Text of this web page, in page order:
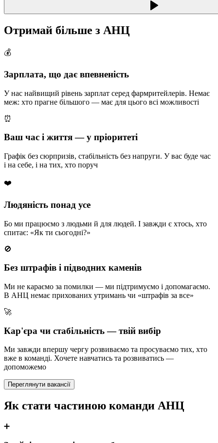
Отримай більше з АНЦ
💰
Зарплата, що дає впевненість
У нас найвищий рівень зарплат серед фармритейлерів. Немає
меж: хто прагне більшого — має для цього всі можливості
⏰
Ваш час і життя — у пріоритеті
Графік без сюрпризів, стабільність без напруги. У вас буде час
і на себе, і на тих, хто поруч
❤️
Людяність понад усе
Бо ми працюємо з людьми й для людей. І завжди є хтось, хто
спитає: «Як ти сьогодні?»
🚫
Без штрафів і підводних каменів
Ми не караємо за помилки — ми підтримуємо і допомагаємо.
В АНЦ немає прихованих утримань чи «штрафів за все»
🚀
Кар'єра чи стабільність — твій вибір
Ми завжди впершу чергу розвиваємо та просуваємо тих, хто
вже в команді. Хочете навчатись та розвиватись —
допоможемо
Переглянути вакансії
Як стати частиною команди АНЦ
➕